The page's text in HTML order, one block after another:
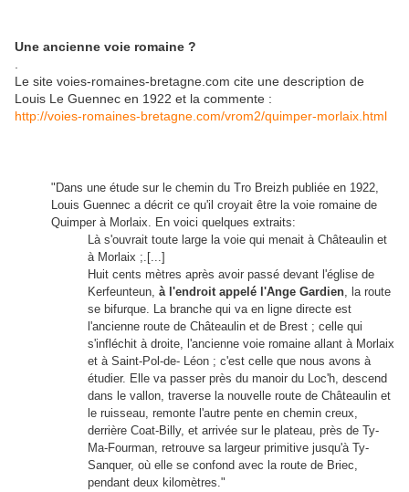
Une ancienne voie romaine ?
.
Le site voies-romaines-bretagne.com cite une description de
Louis Le Guennec en 1922 et la commente :
http://voies-romaines-bretagne.com/vrom2/quimper-morlaix.html
"Dans une étude sur le chemin du Tro Breizh publiée en 1922,
Louis Guennec a décrit ce qu'il croyait être la voie romaine de
Quimper à Morlaix. En voici quelques extraits:
Là s'ouvrait toute large la voie qui menait à Châteaulin et
à Morlaix ;.[...]
Huit cents mètres après avoir passé devant l'église de
Kerfeunteun, à l'endroit appelé l'Ange Gardien, la route
se bifurque. La branche qui va en ligne directe est
l'ancienne route de Châteaulin et de Brest ; celle qui
s'infléchit à droite, l'ancienne voie romaine allant à Morlaix
et à Saint-Pol-de- Léon ; c'est celle que nous avons à
étudier. Elle va passer près du manoir du Loc'h, descend
dans le vallon, traverse la nouvelle route de Châteaulin et
le ruisseau, remonte l'autre pente en chemin creux,
derrière Coat-Billy, et arrivée sur le plateau, près de Ty-
Ma-Fourman, retrouve sa largeur primitive jusqu'à Ty-
Sanquer, où elle se confond avec la route de Briec,
pendant deux kilomètres."